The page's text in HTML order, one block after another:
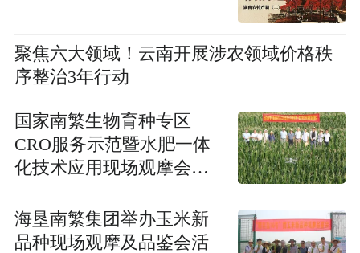
聚焦六大领域！云南开展涉农领域价格秩
序整治3年行动
国家南繁生物育种专区
CRO服务示范暨水肥一体
化技术应用现场观摩会顺
海垦南繁集团举办玉米新
品种现场观摩及品鉴会活